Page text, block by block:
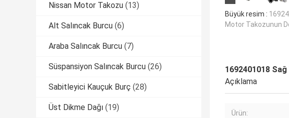
Nissan Motor Takozu (13)
Alt Salıncak Burcu (6)
Araba Salıncak Burcu (7)
Süspansiyon Salıncak Burcu (26)
Sabitleyici Kauçuk Burç (28)
Üst Dikme Dağı (19)
Büyük resim :
Motor Takozunun
1692401018
Açıklama
Ürün: